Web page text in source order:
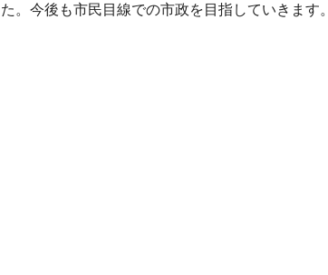
た。今後も市民目線での市政を目指していきます。